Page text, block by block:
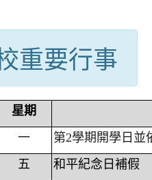
重要行事
星期
一
第2學期開學日並
五
和平紀念日補假